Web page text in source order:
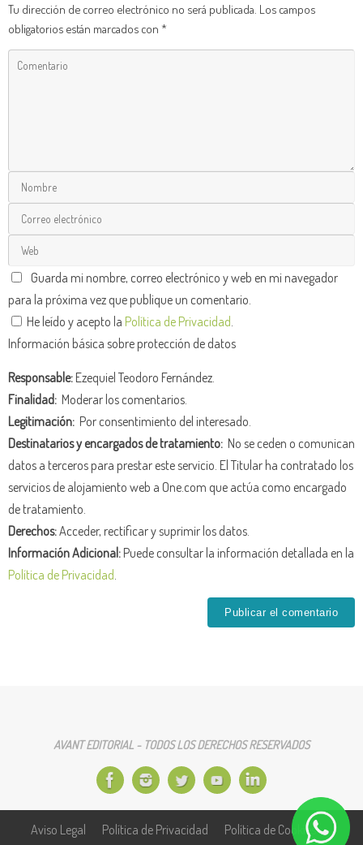
Tu dirección de correo electrónico no será publicada. Los campos
obligatorios están marcados con *
Guarda mi nombre, correo electrónico y web en mi navegador
para la próxima vez que publique un comentario.
He leído y acepto la Política de Privacidad.
Información básica sobre protección de datos
Responsable:Ezequiel Teodoro Fernández.
Finalidad: Moderar los comentarios.
Legitimación: Por consentimiento del interesado.
Destinatarios y encargados de tratamiento: No se ceden o comunican
datos a terceros para prestar este servicio. El Titular ha contratado los
servicios de alojamiento web a One.com que actúa como encargado
de tratamiento.
Derechos:Acceder, rectificar y suprimir los datos.
Información Adicional:Puede consultar la información detallada en la
Política de Privacidad.
AVANT EDITORIAL - TODOS LOS DERECHOS RESERVADOS
Aviso Legal Política de Privacidad
Política de Cookies